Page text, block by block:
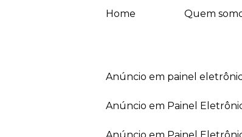
Home Quem
Anúncio em painel
Anúncio em Painel